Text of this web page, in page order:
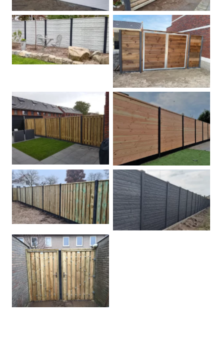
Betonschutting
Dubbele poort
Betonpalen schutting Douglas
Hout beton schuttingen Rots motief antraciet
Tuindeur grenen